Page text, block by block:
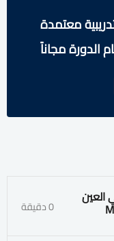
معتمدة
الدورة مجاناً
العين 0 دقيقة